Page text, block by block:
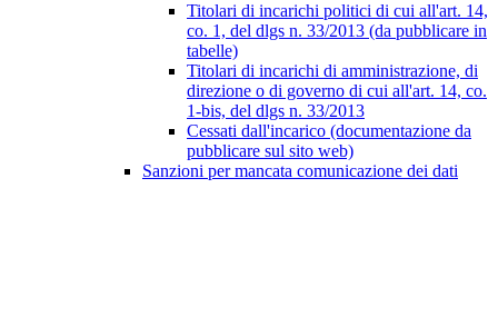
Titolari di incarichi politici di cui all'art. 14,
co. 1, del dlgs n. 33/2013 (da pubblicare in
tabelle)
Titolari di incarichi di amministrazione, di
direzione o di governo di cui all'art. 14, co.
1-bis, del dlgs n. 33/2013
Cessati dall'incarico (documentazione da
pubblicare sul sito web)
Sanzioni per mancata comunicazione dei dati